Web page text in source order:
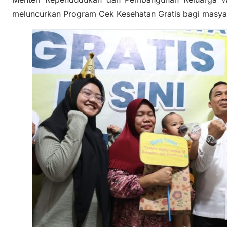
meluncurkan Program Cek Kesehatan Gratis bagi